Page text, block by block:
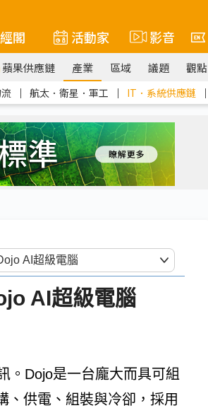
閣 活動家 影音
蘋果供應鏈 產業 區域 議題 觀點
｜ 航太．衛星．軍工 ｜ IT．系統供應鏈 ｜
AI超級電腦
。Dojo是一台龐大而具可組
、供電、組裝與冷卻，採用